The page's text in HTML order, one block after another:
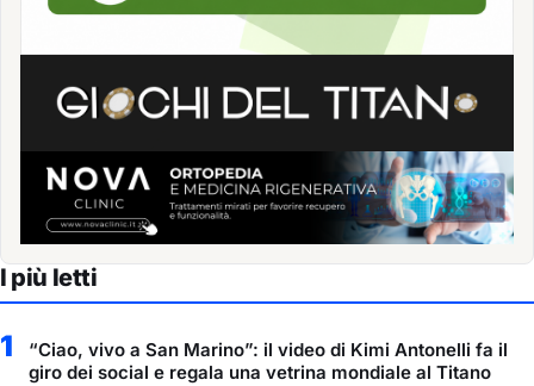
I più letti
1
“Ciao, vivo a San Marino”: il video di Kimi Antonelli fa il
giro dei social e regala una vetrina mondiale al Titano